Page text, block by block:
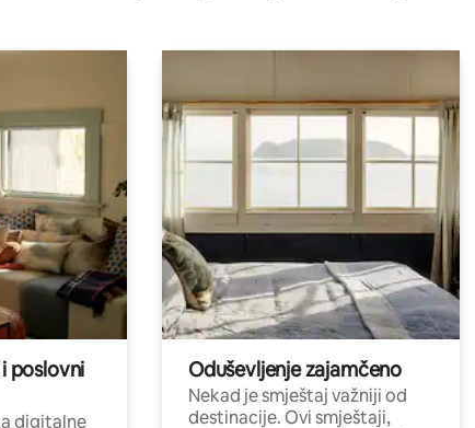
poslovni
digitalne
Oduševljenje zajamčeno
Nekad je smještaj važniji od
destinacije. Ovi smještaji,